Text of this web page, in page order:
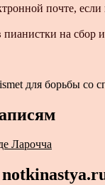
почте,
на сбор
для борьбы со
Ларочча